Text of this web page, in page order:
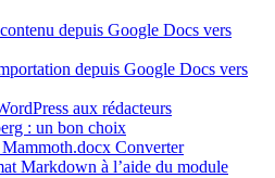
depuis Google Docs vers
depuis Google Docs vers
aux rédacteurs
: un bon choix
Converter
Markdown à l’aide du module